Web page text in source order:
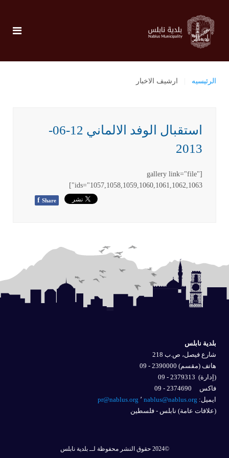
الرئيسيه ارشيف الاخبار
استقبال الوفد الالماني 12-06-
2013
[gallery link="file"
ids="1057,1058,1059,1060,1061,1062,1063"]
f Share
بلدية نابلس
شارع فيصل، ص.ب 218
هاتف (مقسم) 2390000 - 09
(إدارة)
فاكس 2374690 - 09
ايميل: nablus@nablus.org
pr@nablus.org
(علاقات عامة) نابلس - فلسطين
©2024 حقوق النشر محفوظة لــ بلدية نابلس